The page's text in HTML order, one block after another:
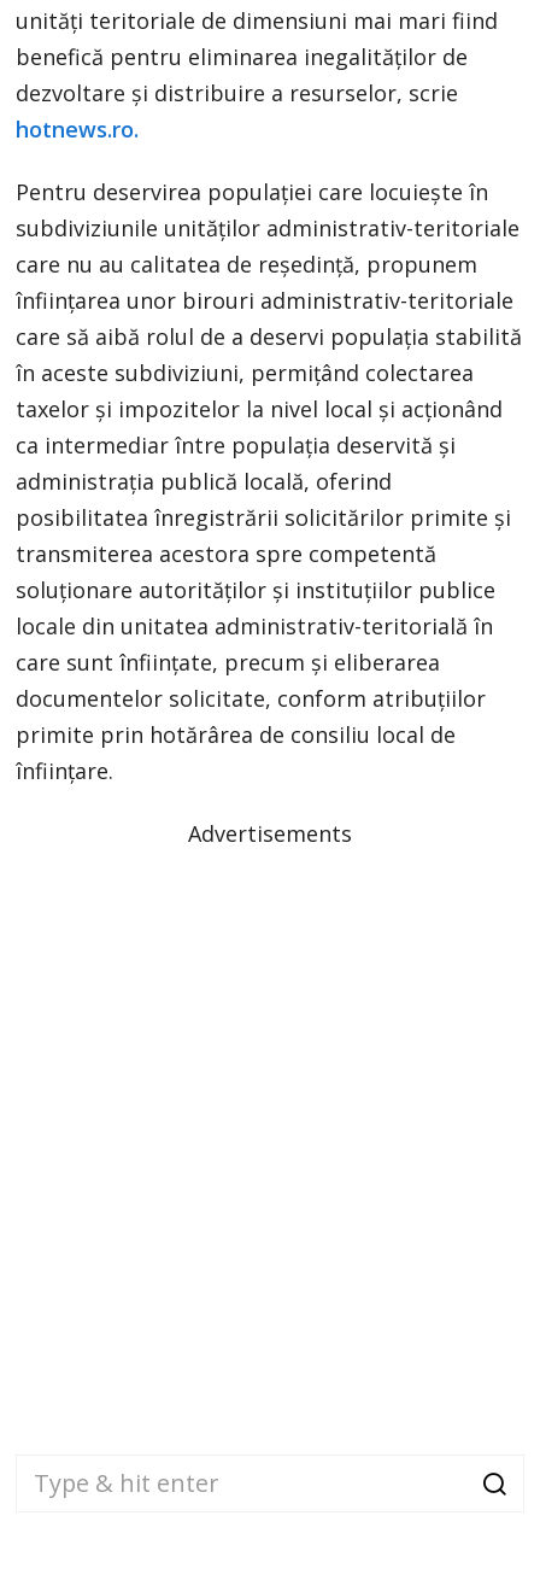
unități teritoriale de dimensiuni mai mari fiind
benefică pentru eliminarea inegalităților de
dezvoltare și distribuire a resurselor, scrie
hotnews.ro.
Pentru deservirea populației care locuiește în
subdiviziunile unităților administrativ-teritoriale
care nu au calitatea de reședință, propunem
înființarea unor birouri administrativ-teritoriale
care să aibă rolul de a deservi populația stabilită
în aceste subdiviziuni, permițând colectarea
taxelor și impozitelor la nivel local și acționând
ca intermediar între populația deservită și
administrația publică locală, oferind
posibilitatea înregistrării solicitărilor primite și
transmiterea acestora spre competentă
soluționare autorităților și instituțiilor publice
locale din unitatea administrativ-teritorială în
care sunt înființate, precum și eliberarea
documentelor solicitate, conform atribuțiilor
primite prin hotărârea de consiliu local de
înființare.
Advertisements